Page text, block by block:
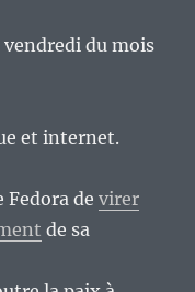
vendredi du mois
et internet.
Fedora devirer
de sa